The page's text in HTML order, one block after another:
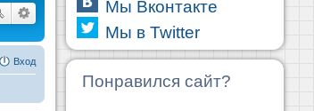
Вход
Мы Вконтакте
Мы в Twitter
Понравился сайт?